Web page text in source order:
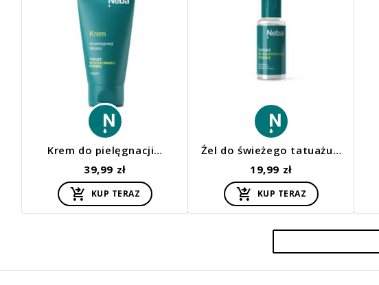
Krem do pielęgnacji…
39,99 zł
KUP TERAZ
Żel do świeżego tatuażu…
19,99 zł
KUP TERAZ